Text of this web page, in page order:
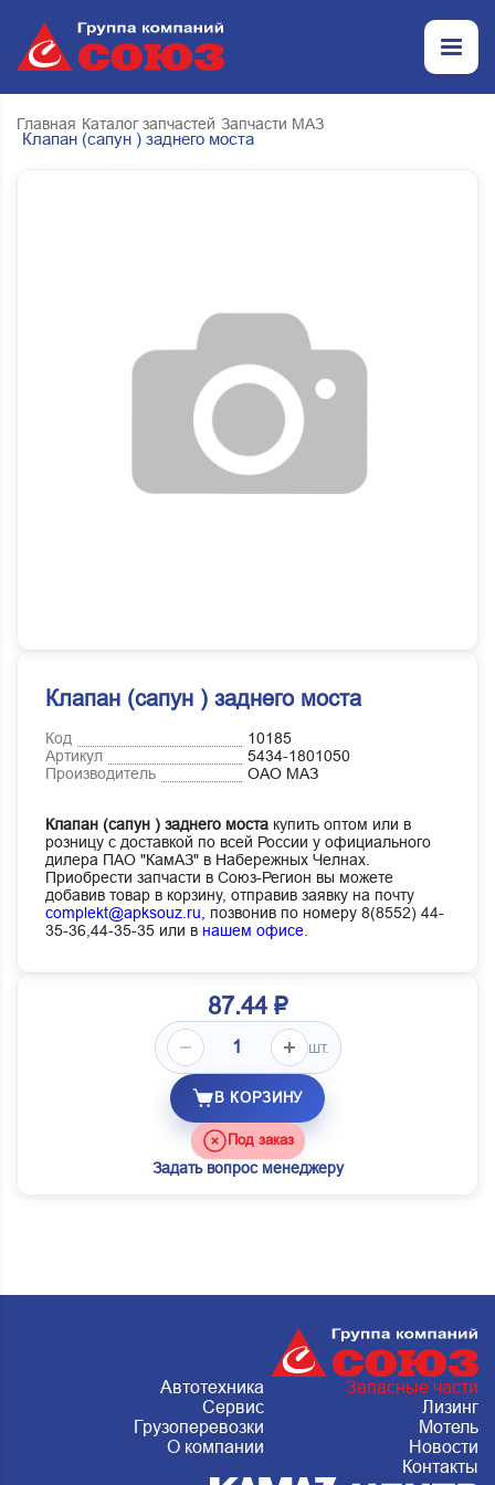
Главная Каталог запчастей Запчасти МАЗ
Клапан (сапун ) заднего моста
Клапан (сапун ) заднего моста
Код
10185
Артикул
5434-1801050
Производитель
ОАО МАЗ
Клапан (сапун ) заднего моста купить оптом или в
розницу с доставкой по всей России у официального
дилера ПАО "КамАЗ" в Набережных Челнах.
Приобрести запчасти в Союз-Регион вы можете
добавив товар в корзину, отправив заявку на почту
complekt@apksouz.ru,
позвонив по номеру 8(8552) 44-
35-36,44-35-35 или в нашем офисе
87.44 ₽
шт.
В КОРЗИНУ
Под заказ
Задать вопрос менеджеру
Автотехника
Запасные части
Сервис
Лизинг
Грузоперевозки
Мотель
О компании
Новости
Контакты